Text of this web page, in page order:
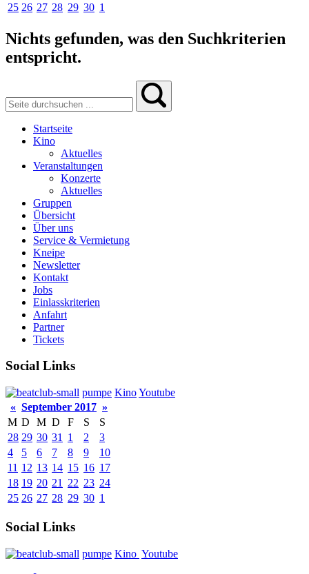
25 26 27 28 29 30 1
Nichts gefunden, was den Suchkriterien
entspricht.
Startseite
Kino
Aktuelles
Veranstaltungen
Konzerte
Aktuelles
Gruppen
Übersicht
Über uns
Service & Vermietung
Kneipe
Newsletter
Kontakt
Jobs
Einlasskriterien
Anfahrt
Partner
Tickets
Social Links
pumpe KinoYoutube
« September 2017 »
M D M D F S
S
28 29 30 31 1 2
3
4
5 6 7 8 9
10
11 12 13 14 15 16 17
18 19 20 21 22 23 24
25 26 27 28 29 30 1
Social Links
pumpe Kino Youtube